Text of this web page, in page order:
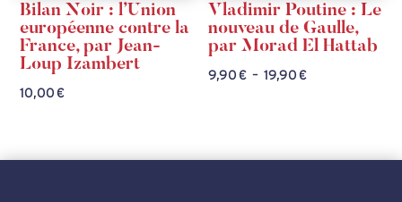
Bilan Noir : l’Union
européenne contre la
France, par Jean-
Loup Izambert
10,00€
Vladimir Poutine : Le
nouveau de Gaulle,
par Morad El Hattab
9,90€ – 19,90€Plage